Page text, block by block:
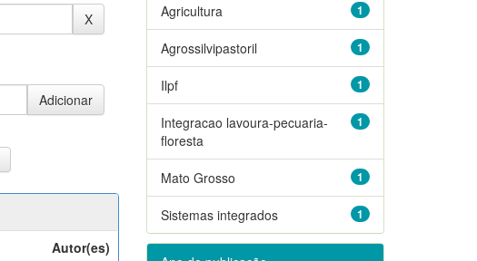
Autor(es)
1
Agricultura
1
Agrossilvipastoril
1
Ilpf
1
Integracao lavoura-pecuaria-
floresta
1
Mato Grosso
1
Sistemas integrados